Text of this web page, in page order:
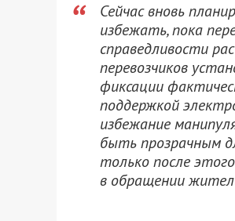
Сейчас вновь
избежать, пока
справедливости
перевозчиков
фиксации
поддержкой
избежание
быть прозрачным
только после
в обращении